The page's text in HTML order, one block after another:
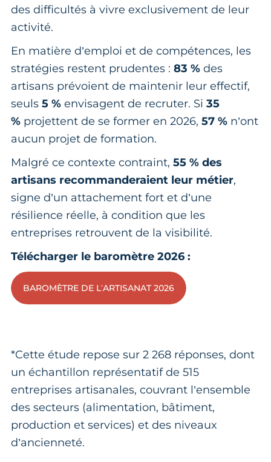
des difficultés à vivre exclusivement de leur
activité.
En matière d’emploi et de compétences, les
stratégies restent prudentes : 83 % des
artisans prévoient de maintenir leur effectif,
seuls 5 % envisagent de recruter. Si 35
% projettent de se former en 2026, 57 % n’ont
aucun projet de formation.
Malgré ce contexte contraint, 55 % des
artisans recommanderaient leur métier,
signe d’un attachement fort et d’une
résilience réelle, à condition que les
entreprises retrouvent de la visibilité.
Télécharger le baromètre 2026 :
BAROMÈTRE DE L’ARTISANAT 2026
*Cette étude repose sur 2 268 réponses, dont
un échantillon représentatif de 515
entreprises artisanales, couvrant l’ensemble
des secteurs (alimentation, bâtiment,
production et services) et des niveaux
d’ancienneté.